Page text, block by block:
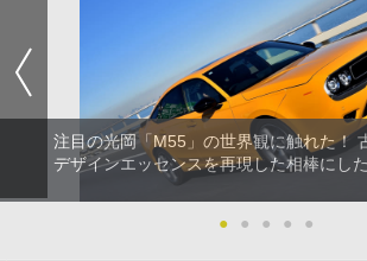
注目の光岡「M55」の世界観に触れた！
デザインエッセンスを再現した相棒にし
● ● ● ● ●